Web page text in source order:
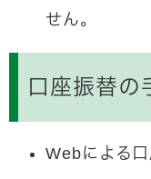
せん。
口座振替の
Webによる